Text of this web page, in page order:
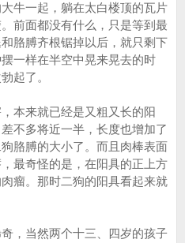
一起，躺在太白楼顶的瓦片
前面都没有什么，只是等到最
胳膊齐根锯掉以后，就只剩下
一样在半空中晃来晃去的时
起了。
来就已经是又粗又长的阳
不多将近一半，长度也增加了
胳膊的大小了。而且肉棒表面
最奇怪的是，在阳具的正上方
瘤。那时二狗的阳具看起来就
当然两个十三、四岁的孩子